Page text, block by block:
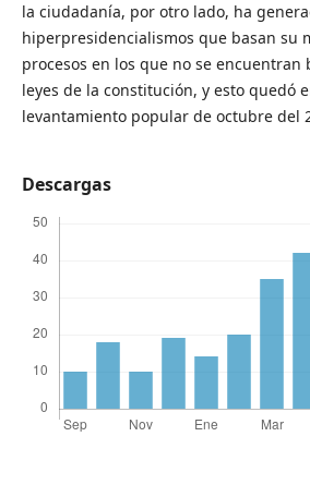
la ciudadanía, por otro lado, ha
hiperpresidencialismos que basan su
procesos en los que no se encuentran
leyes de la constitución, y esto quedó
levantamiento popular de octubre del
Descargas